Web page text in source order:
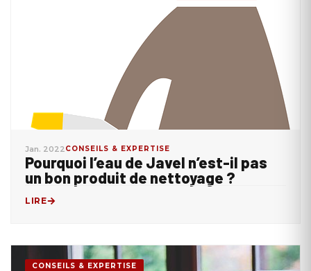
Jan. 2022CONSEILS & EXPERTISE
Pourquoi l’eau de Javel n’est-il pas
un bon produit de nettoyage ?
LIRE
CONSEILS & EXPERTISE